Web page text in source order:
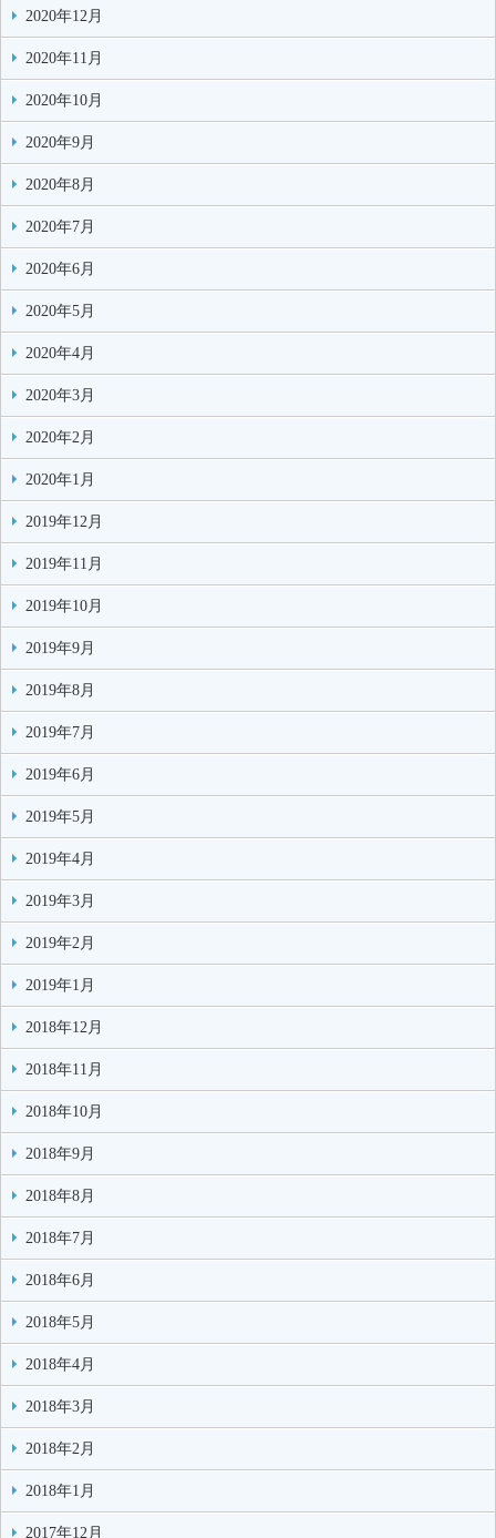
2020年12月
2020年11月
2020年10月
2020年9月
2020年8月
2020年7月
2020年6月
2020年5月
2020年4月
2020年3月
2020年2月
2020年1月
2019年12月
2019年11月
2019年10月
2019年9月
2019年8月
2019年7月
2019年6月
2019年5月
2019年4月
2019年3月
2019年2月
2019年1月
2018年12月
2018年11月
2018年10月
2018年9月
2018年8月
2018年7月
2018年6月
2018年5月
2018年4月
2018年3月
2018年2月
2018年1月
2017年12月